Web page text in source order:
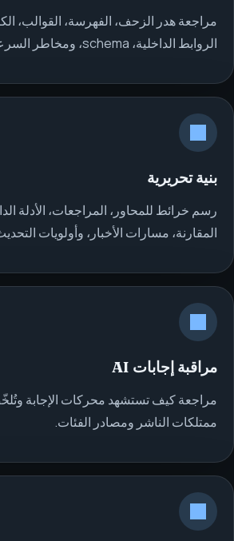
مراجعة هدر الزحف، الفهرسة، القوالب،
الروابط الداخلية، schema، ومخاطر السرعة.
بنية تحريرية
رسم خرائط للمحاور، المراجعات، الأدلة
المقارنة، مسارات الأخبار، وأولويات
مراقبة إجابات AI
مراجعة كيف تستشهد محركات الإجابة
ممتلكات الناشر ومصادر الفئات.